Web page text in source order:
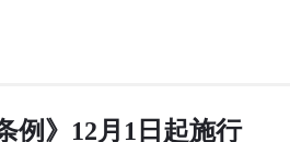
例》12月1日起施行